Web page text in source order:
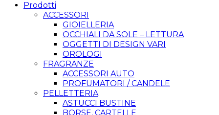
Prodotti
ACCESSORI
GIOIELLERIA
OCCHIALI DA SOLE – LETTURA
OGGETTI DI DESIGN VARI
OROLOGI
FRAGRANZE
ACCESSORI AUTO
PROFUMATORI / CANDELE
PELLETTERIA
ASTUCCI BUSTINE
BORSE, CARTELLE